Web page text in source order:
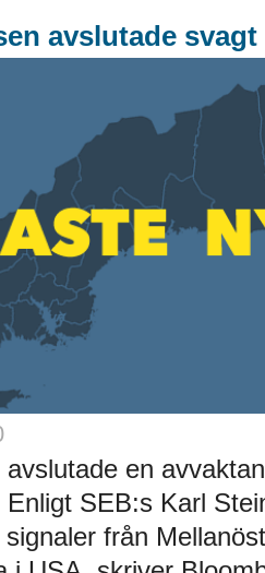
avslutade svagt
en
SEB:s Karl
från